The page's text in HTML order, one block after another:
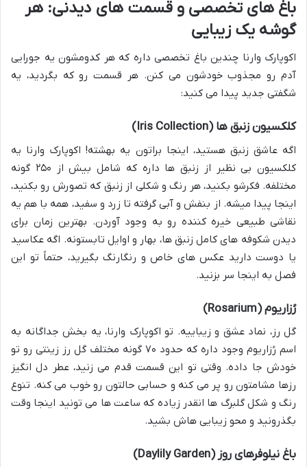
باغ های تخصصی و قسمت های دیدنی: هر
گوشه یک زیبایی
اکوپارک وارنا چندین باغ تخصصی داره که هر کدومشون یه جورایی
آدم رو مجذوب خودشون می کنن. هر قسمت رو که بگردید، یه
شگفتی جدید پیدا می کنید:
کلکسیون زنبق ها (Iris Collection)
اگه عاشق زنبق هستید، اینجا براتون یه بهشته! اکوپارک وارنا یه
کلکسیون بی نظیر از زنبق ها داره که شامل بیش از ۲۵۰ گونه
مختلفه. فکرشو بکنید، هر رنگ و شکلی از زنبق که تصورش رو بکنید،
اینجا پیدا میشه. از بنفش و آبی گرفته تا زرد و سفید، همه با هم یه
نقاشی طبیعی خیره کننده رو به وجود آوردن. بهترین زمان برای
دیدن شکوفه های کامل زنبق ها، بهار و اوایل تابستونه. اگه عکاسید
یا دوست دارید عکس های خاص و رنگارنگ بگیرید، حتماً تو این
فصل به اینجا سر بزنید.
رُزاریوم (Rosarium)
گل رز، نماد عشق و زیباییه. تو اکوپارک وارنا، یه بخش جداگانه به
اسم رُزاریوم وجود داره که حدود ۷۰ گونه مختلف گل رز زینتی رو تو
خودش جا داده. وقتی تو این قسمت قدم می زنید، عطر دل انگیز
رزها مشامتون رو پر می کنه و حسابی حالتون رو خوب می کنه. تنوع
رنگ و شکل گلبرگ ها انقدر زیاده که ساعت ها می تونید اینجا وقت
بگذرونید و محو زیبایی هاش بشید.
باغ نیلوفرهای روز (Daylily Garden)